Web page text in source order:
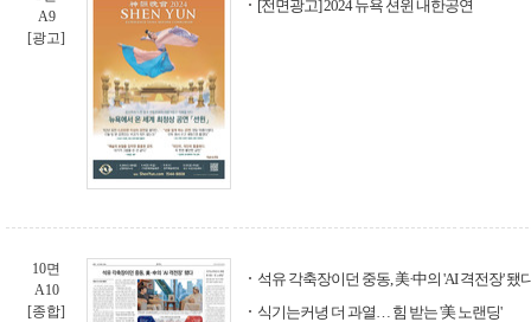
A9
[광고]
[전면광고] 2024 뉴욕 션윈 내한공연
10면
A10
[종합]
석유 각축장이던 중동, 美·中의 'AI 격전장' 됐
식기는커녕 더 과열… 힘 받는 '美 노랜딩'